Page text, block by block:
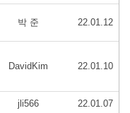
박 준 22.01.12
DavidKim 22.01.10
jli566 22.01.07